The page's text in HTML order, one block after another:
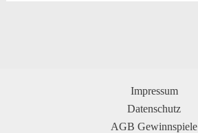
Impressum
Datenschutz
AGB Gewinnspiele